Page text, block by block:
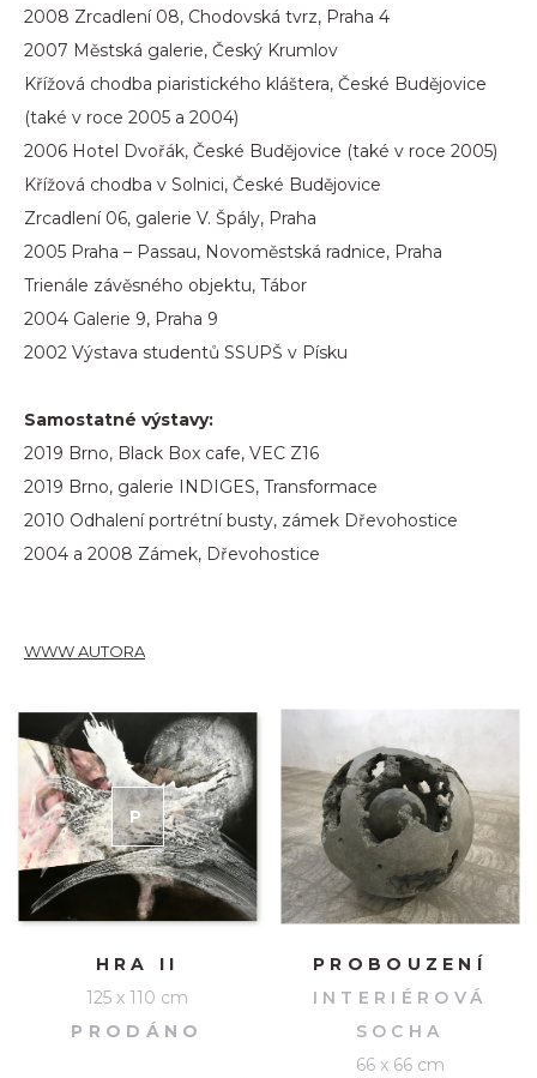
2008 Zrcadlení 08, Chodovská tvrz, Praha 4
2007 Městská galerie, Český Krumlov
Křížová chodba piaristického kláštera, České Budějovice
(také v roce 2005 a 2004)
2006 Hotel Dvořák, České Budějovice (také v roce 2005)
Křížová chodba v Solnici, České Budějovice
Zrcadlení 06, galerie V. Špály, Praha
2005 Praha – Passau, Novoměstská radnice, Praha
Trienále závěsného objektu, Tábor
2004 Galerie 9, Praha 9
2002 Výstava studentů SSUPŠ v Písku
Samostatné výstavy:
2019 Brno, Black Box cafe, VEC Z16
2019 Brno, galerie INDIGES, Transformace
2010 Odhalení portrétní busty, zámek Dřevohostice
2004 a 2008 Zámek, Dřevohostice
WWW AUTORA
PRODÁNO
HRA II
125 x 110 cm
PRODÁNO
PROBOUZENÍ
INTERIÉROVÁ
SOCHA
66 x 66 cm